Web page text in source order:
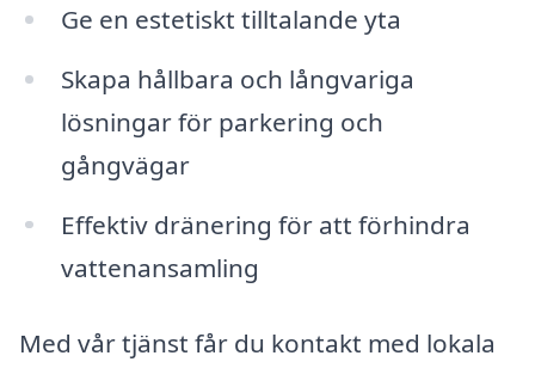
Ge en estetiskt tilltalande yta
Skapa hållbara och långvariga
lösningar för parkering och
gångvägar
Effektiv dränering för att förhindra
vattenansamling
Med vår tjänst får du kontakt med lokala